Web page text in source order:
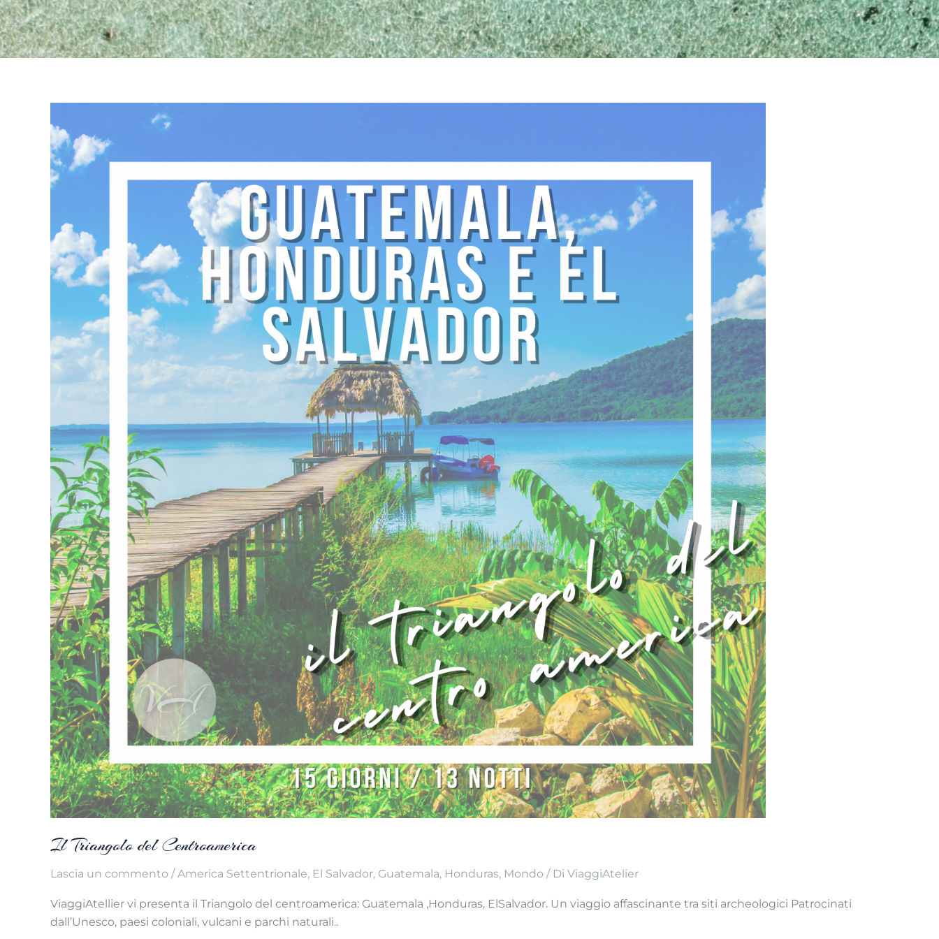
Il Triangolo del Centroamerica
Lascia un commento /America Settentrionale, El Salvador, Guatemala, Honduras, Mondo / Di ViaggiAtelier
ViaggiAtellier vi presenta il Triangolo del centroamerica: Guatemala ,Honduras, ElSalvador. Un viaggio affascinante tra siti archeologici Patrocinati
dall’Unesco, paesi coloniali, vulcani e parchi naturali..